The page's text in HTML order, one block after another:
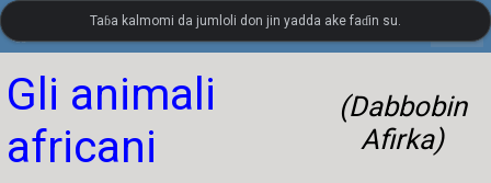
LanguageGuide.org•Kamus Bahasa Italiya Visual
Gli animali
africani
(Dabbobin
Afirka)
Taɓa kalmomi da jumloli don jin yadda ake faɗin su.